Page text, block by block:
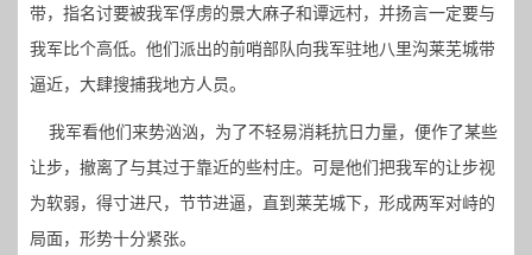
带，指名讨要被我军俘虏的景大麻子和谭远村，并扬言一定要与
我军比个高低。他们派出的前哨部队向我军驻地八里沟莱芜城带
逼近，大肆搜捕我地方人员。
我军看他们来势汹汹，为了不轻易消耗抗日力量，便作了某些
让步，撤离了与其过于靠近的些村庄。可是他们把我军的让步视
为软弱，得寸进尺，节节进逼，直到莱芜城下，形成两军对峙的
局面，形势十分紧张。